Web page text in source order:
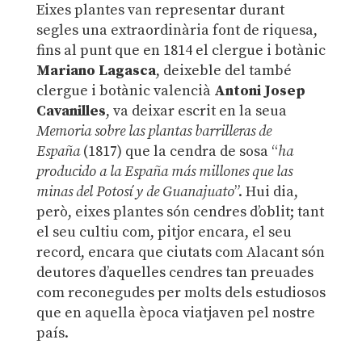
Eixes plantes van representar durant
segles una extraordinària font de riquesa,
fins al punt que en 1814 el clergue i botànic
Mariano Lagasca, deixeble del també
clergue i botànic valencià Antoni Josep
Cavanilles, va deixar escrit en la seua
Memoria sobre las plantas barrilleras de
España(1817) que la cendra de sosa “ha
producido a la España más millones que las
minas del Potosí y de Guanajuato”. Hui dia,
però, eixes plantes són cendres d’oblit; tant
el seu cultiu com, pitjor encara, el seu
record, encara que ciutats com Alacant són
deutores d’aquelles cendres tan preuades
com reconegudes per molts dels estudiosos
que en aquella època viatjaven pel nostre
país.